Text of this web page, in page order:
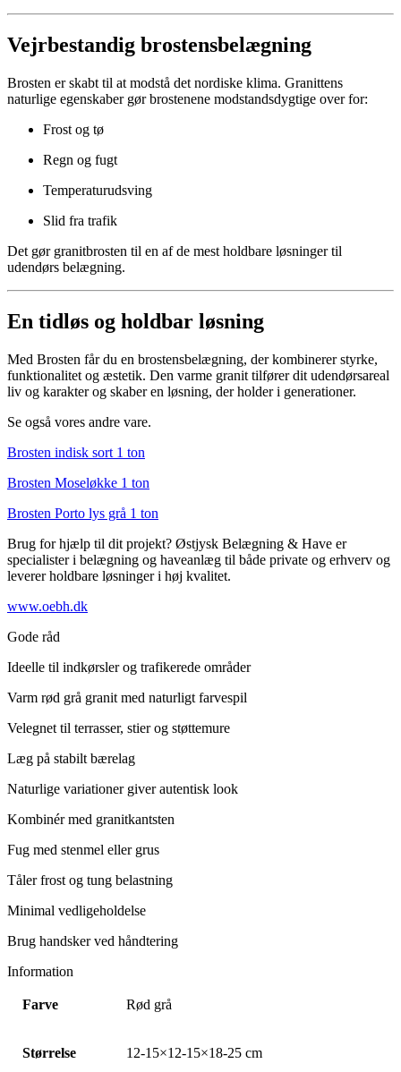
Vejrbestandig brostensbelægning
Brosten er skabt til at modstå det nordiske klima. Granittens
naturlige egenskaber gør brostenene modstandsdygtige over for:
Frost og tø
Regn og fugt
Temperaturudsving
Slid fra trafik
Det gør granitbrosten til en af de mest holdbare løsninger til
udendørs belægning.
En tidløs og holdbar løsning
Med Brosten får du en brostensbelægning, der kombinerer styrke,
funktionalitet og æstetik. Den varme granit tilfører dit udendørsareal
liv og karakter og skaber en løsning, der holder i generationer.
Se også vores andre vare.
Brosten indisk sort 1 ton
Brosten Moseløkke 1 ton
Brosten Porto lys grå 1 ton
Brug for hjælp til dit projekt? Østjysk Belægning & Have er
specialister i belægning og haveanlæg til både private og erhverv og
leverer holdbare løsninger i høj kvalitet.
www.oebh.dk
Gode råd
Ideelle til indkørsler og trafikerede områder
Varm rød grå granit med naturligt farvespil
Velegnet til terrasser, stier og støttemure
Læg på stabilt bærelag
Naturlige variationer giver autentisk look
Kombinér med granitkantsten
Fug med stenmel eller grus
Tåler frost og tung belastning
Minimal vedligeholdelse
Brug handsker ved håndtering
Information
Farve Rød grå
Størrelse 12-15×12-15×18-25 cm